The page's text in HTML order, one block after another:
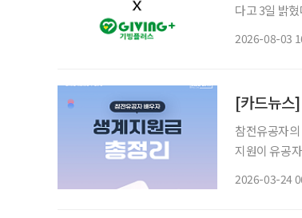
다고 3일 밝혔다. 슬라운드(SLOUND)는 2024년부터 기빙플러스를 통해 꾸
2026-08-03
[카드뉴스
참전유공자
지원이 유공
2026-03-24